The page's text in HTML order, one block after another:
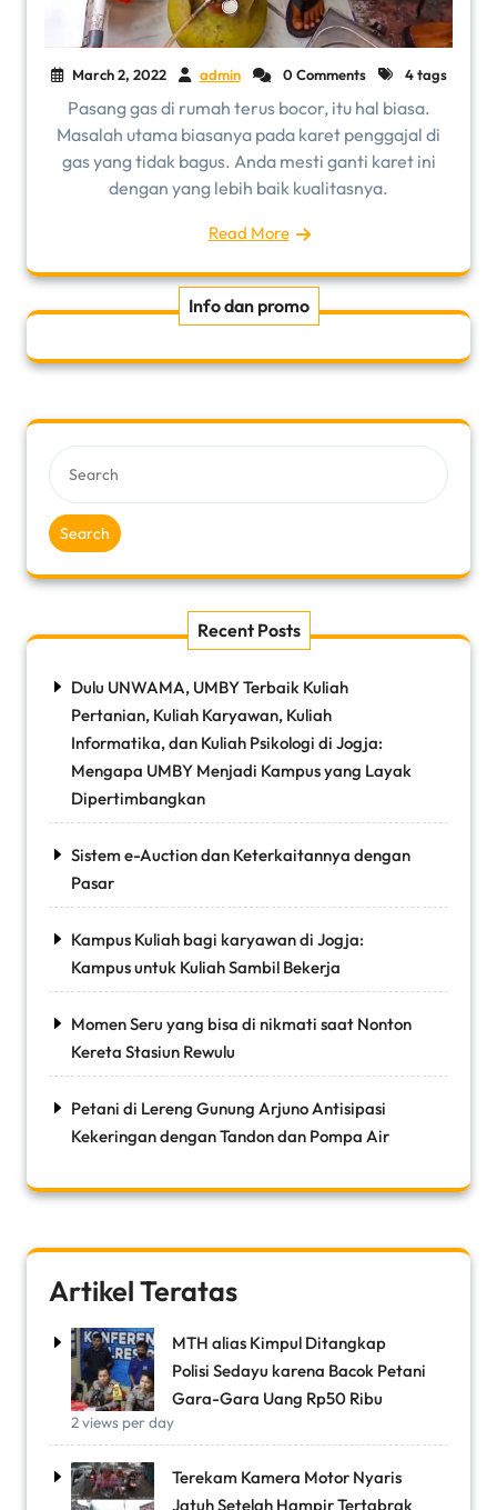
March 2, 2022 admin 0 Comments 4 tags
Pasang gas di rumah terus bocor, itu hal biasa.
Masalah utama biasanya pada karet penggajal di
gas yang tidak bagus. Anda mesti ganti karet ini
dengan yang lebih baik kualitasnya.
Read More
Info dan promo
Search
Recent Posts
Dulu UNWAMA, UMBY Terbaik Kuliah
Pertanian, Kuliah Karyawan, Kuliah
Informatika, dan Kuliah Psikologi di Jogja:
Mengapa UMBY Menjadi Kampus yang Layak
Dipertimbangkan
Sistem e-Auction dan Keterkaitannya dengan
Pasar
Kampus Kuliah bagi karyawan di Jogja:
Kampus untuk Kuliah Sambil Bekerja
Momen Seru yang bisa di nikmati saat Nonton
Kereta Stasiun Rewulu
Petani di Lereng Gunung Arjuno Antisipasi
Kekeringan dengan Tandon dan Pompa Air
Artikel Teratas
MTH alias Kimpul Ditangkap
Polisi Sedayu karena Bacok Petani
Gara-Gara Uang Rp50 Ribu
2 views per day
Terekam Kamera Motor Nyaris
Jatuh Setelah Hampir Tertabrak